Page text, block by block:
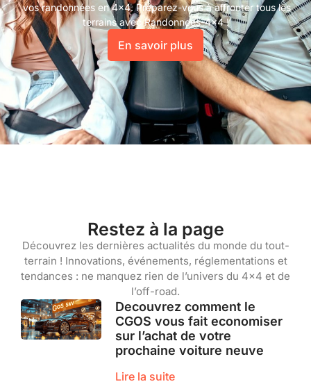
vos randonnées en 4×4. Préparez-vous à affronter tous les
terrains avec Randonnees-4×4 !
En savoir plus
Restez à la page
Découvrez les dernières actualités du monde du tout-
terrain ! Innovations, événements, réglementations et
tendances : ne manquez rien de l’univers du 4×4 et de
l’off-road.
Decouvrez comment le
CGOS vous fait economiser
sur l’achat de votre
prochaine voiture neuve
Lire la suite